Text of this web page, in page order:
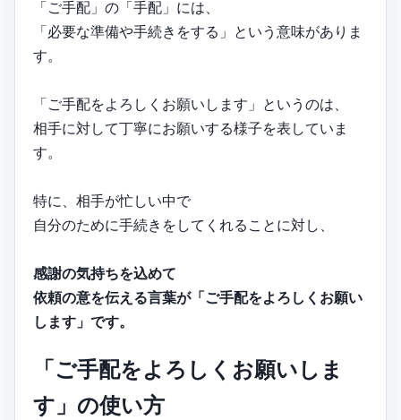
「ご手配」の「手配」には、
「必要な準備や手続きをする」という意味がありま
す。
「ご手配をよろしくお願いします」というのは、
相手に対して丁寧にお願いする様子を表していま
す。
特に、相手が忙しい中で
自分のために手続きをしてくれることに対し、
感謝の気持ちを込めて
依頼の意を伝える言葉が「ご手配をよろしくお願い
します」です。
「ご手配をよろしくお願いしま
す」の使い方